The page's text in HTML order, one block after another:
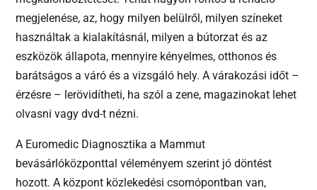
megjelenése, az, hogy milyen belülről, milyen színeket
használtak a kialakításnál, milyen a bútorzat és az
eszközök állapota, mennyire kényelmes, otthonos és
barátságos a váró és a vizsgáló hely. A várakozási időt –
érzésre – lerövidítheti, ha szól a zene, magazinokat lehet
olvasni vagy dvd-t nézni.
A Euromedic Diagnosztika a Mammut
bevásárlóközponttal véleményem szerint jó döntést
hozott. A központ közlekedési csomópontban van,